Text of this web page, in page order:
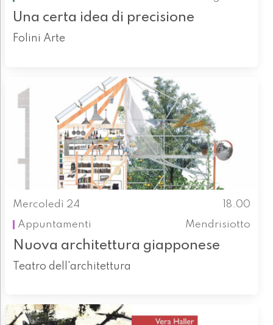
Una certa idea di precisione
Folini Arte
Mercoledì 24
18.00
Appuntamenti
Mendrisiotto
Nuova architettura giapponese
Teatro dell'architettura